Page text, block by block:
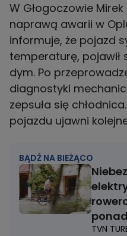
W Głogoczowie
naprawą awarii w
informuje, że pojazd
temperaturę, pojawił
dym. Po
diagnostyki
zepsuła się
pojazdu ujawni
BĄDŹ NA BIEŻĄCO
TVN